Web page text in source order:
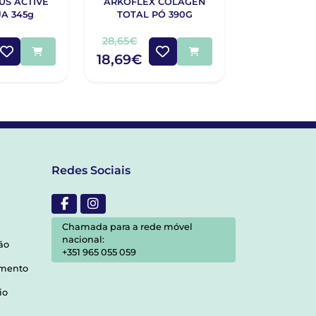
345g
TOTAL PÓ 390G
28,65€
18,69€
Redes Sociais
Chamada para a rede móvel
nacional:
+351 965 055 059